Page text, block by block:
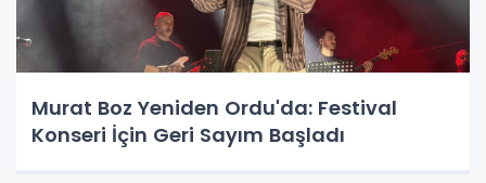
Murat Boz Yeniden Ordu'da: Festival
Konseri İçin Geri Sayım Başladı